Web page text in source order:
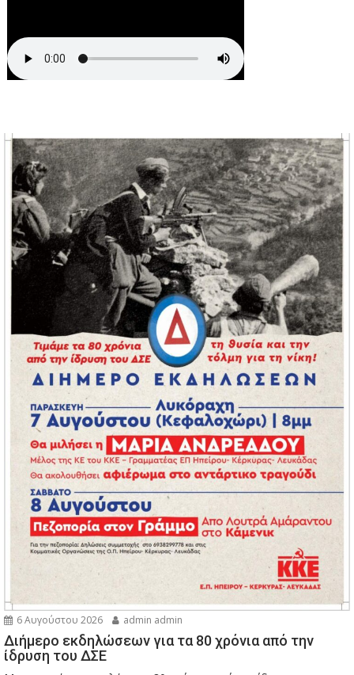
6 Αυγούστου 2026 admin admin
Διήμερο εκδηλώσεων για τα 80 χρόνια από την
ίδρυση του ΔΣΕ